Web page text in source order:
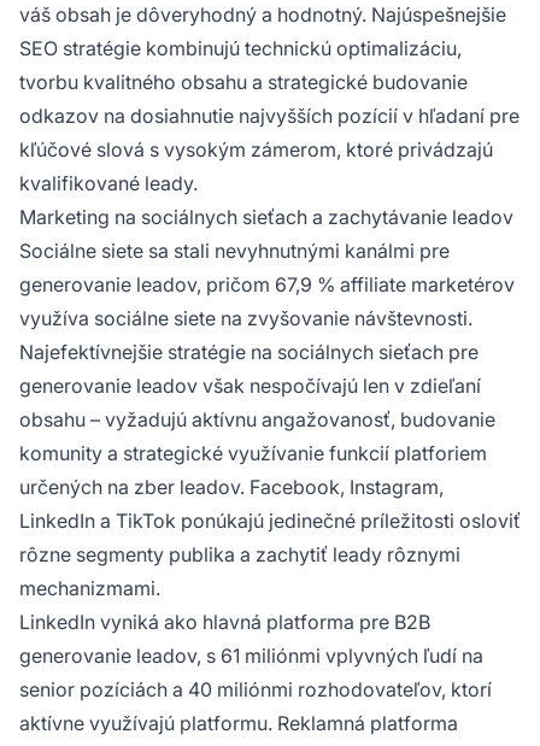
váš obsah je dôveryhodný a hodnotný. Najúspešnejšie
SEO stratégie kombinujú technickú optimalizáciu,
tvorbu kvalitného obsahu a strategické budovanie
odkazov na dosiahnutie najvyšších pozícií v hľadaní pre
kľúčové slová s vysokým zámerom, ktoré privádzajú
kvalifikované leady.
Marketing na sociálnych sieťach a zachytávanie leadov
Sociálne siete sa stali nevyhnutnými kanálmi pre
generovanie leadov, pričom 67,9 % affiliate marketérov
využíva sociálne siete na zvyšovanie návštevnosti.
Najefektívnejšie stratégie na sociálnych sieťach pre
generovanie leadov však nespočívajú len v zdieľaní
obsahu – vyžadujú aktívnu angažovanosť, budovanie
komunity a strategické využívanie funkcií platforiem
určených na zber leadov. Facebook, Instagram,
LinkedIn a TikTok ponúkajú jedinečné príležitosti osloviť
rôzne segmenty publika a zachytiť leady rôznymi
mechanizmami.
LinkedIn vyniká ako hlavná platforma pre B2B
generovanie leadov, s 61 miliónmi vplyvných ľudí na
senior pozíciách a 40 miliónmi rozhodovateľov, ktorí
aktívne využívajú platformu. Reklamná platforma